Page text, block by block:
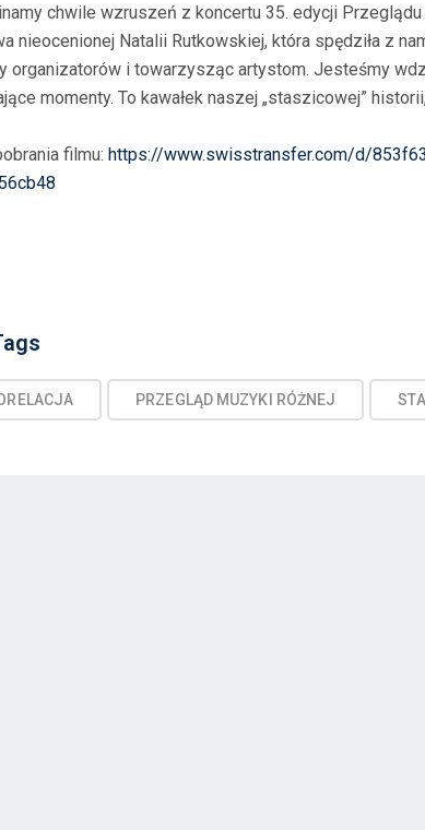
chwile wzruszeń z koncertu 35. edycji
nieocenionej Natalii Rutkowskiej, która spędziła z
organizatorów i towarzysząc artystom. Jesteśmy
momenty. To kawałek naszej „staszicowej”
filmu: https://www.swisstransfer.com/d/
PRZEGLĄD MUZYKI RÓŻNEJ